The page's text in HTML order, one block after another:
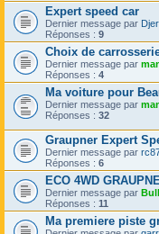
Expert speed car
Dernier message par
Réponses : 9
Choix de
Dernier message par
Réponses : 4
Ma voiture pour
Dernier message par
Réponses : 32
Graupner Expert
Dernier message par
Réponses : 6
ECO 4WD
Dernier message par
Réponses : 11
Ma premiere piste